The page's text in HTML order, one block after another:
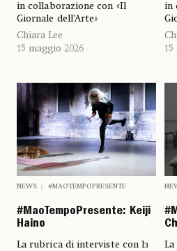
in collaborazione con «Il
Giornale dell’Arte»
Chiara Lee
15 maggio 2026
in
15
NEWS #MAOTEMPOPRESENTE
#MaoTempoPresente: Keiji
Haino
La rubrica di interviste con lɜ